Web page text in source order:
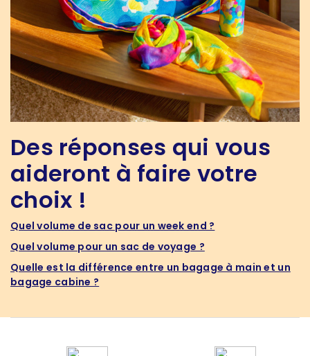
Des réponses qui vous
aideront à faire votre
choix !
Quel volume de sac pour un week end ?
Quel volume pour un sac de voyage ?
Quelle est la différence entre un bagage à main et un
bagage cabine ?